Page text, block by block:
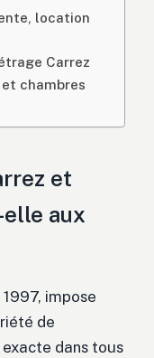
location
Carrez
chambres
et
elle aux
impose
de
dans tous